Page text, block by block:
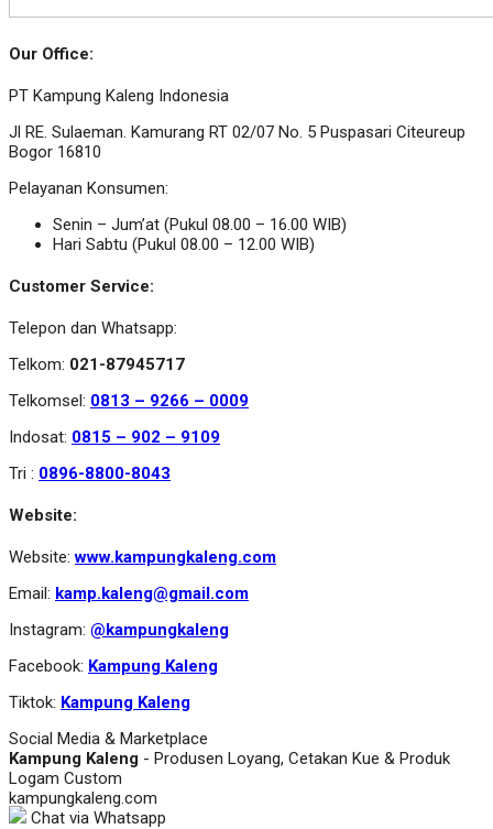
Our Office:
PT Kampung Kaleng Indonesia
Jl RE. Sulaeman. Kamurang RT 02/07 No. 5 Puspasari Citeureup
Bogor 16810
Pelayanan Konsumen:
Senin – Jum’at (Pukul 08.00 – 16.00 WIB)
Hari Sabtu (Pukul 08.00 – 12.00 WIB)
Customer Service:
Telepon dan Whatsapp:
Telkom: 021-87945717
Telkomsel: 0813 – 9266 – 0009
Indosat: 0815 – 902 – 9109
Tri : 0896-8800-8043
Website:
Website:www.kampungkaleng.com
Email: kamp.kaleng@gmail.com
Instagram: @kampungkaleng
Facebook: Kampung Kaleng
Tiktok: Kampung Kaleng
Social Media & Marketplace
Kampung Kaleng - Produsen Loyang, Cetakan Kue & Produk
Logam Custom
kampungkaleng.com
Chat via Whatsapp